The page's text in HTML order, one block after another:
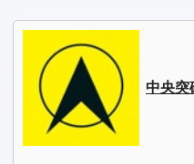
中央突